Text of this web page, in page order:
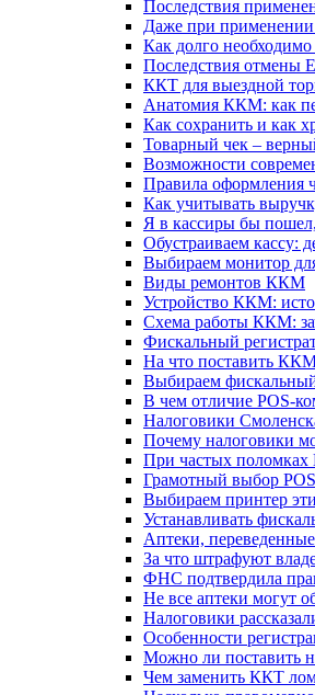
Последствия
Даже при применении
Как долго
Последствия отмены
ККТ для выездной
Анатомия ККМ: как
Как сохранить и как
Товарный чек –
Возможности
Правила оформления
Как учитывать
Я в кассиры бы
Обустраиваем кассу:
Выбираем монитор
Виды ремонтов ККМ
Устройство ККМ:
Схема работы ККМ:
Фискальный
На что поставить
Выбираем
В чем отличие POS-
Налоговики
Почему налоговики
При частых поломках
Грамотный выбор
Выбираем принтер
Устанавливать
Аптеки,
За что штрафуют
ФНС подтвердила
Не все аптеки могут
Налоговики
Особенности
Можно ли поставить
Чем заменить ККТ